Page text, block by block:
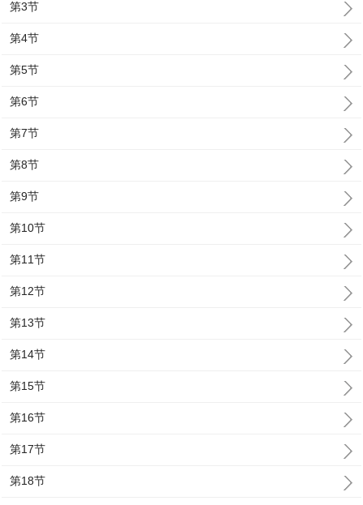
第3节
第4节
第5节
第6节
第7节
第8节
第9节
第10节
第11节
第12节
第13节
第14节
第15节
第16节
第17节
第18节